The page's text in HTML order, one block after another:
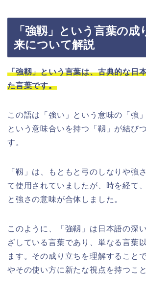
「強靱」という言葉の成
来について解説
「強靱」という言葉は、古典的な日
た言葉です。
この語は「強い」という意味の「強
という意味合いを持つ「靱」が結び
す。
「靱」は、もともと弓のしなりや強
て使用されていましたが、時を経て
と強さの意味が合体しました。
このように、「強靱」は日本語の深
ざしている言葉であり、単なる言葉
ます。その成り立ちを理解すること
やその使い方に新たな視点を持つこ